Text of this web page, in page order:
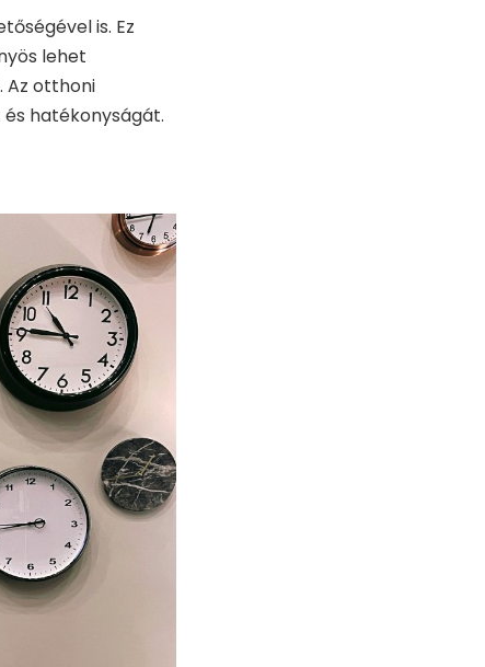
is. Ez
lehet
Az otthoni
hatékonyságát.